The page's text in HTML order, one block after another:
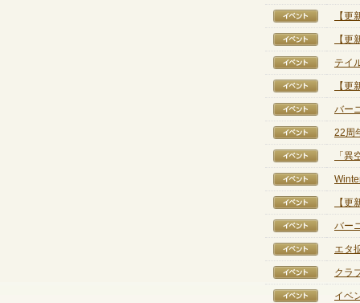
【イ
【
【イ
【
【イ
テイ
【イ
【
【イ
バー
【イ
22周
【イ
「
【イ
【イ
【
【イ
バー
【イ
エタ
【イ
クラ
【イ
イベ